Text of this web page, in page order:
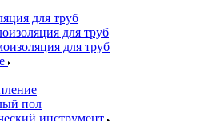
для труб
для труб
для труб
пол
инструмент